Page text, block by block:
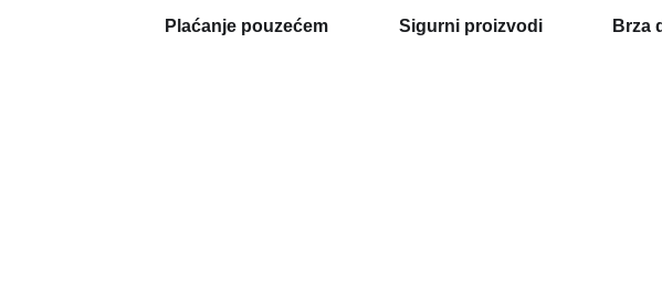
Plaćanje pouzećem Sigurni proizvodi Brza